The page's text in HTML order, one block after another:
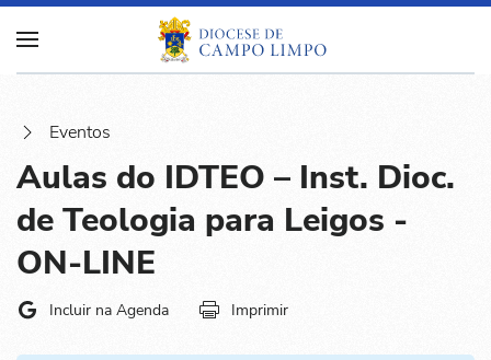
Eventos
Aulas do IDTEO – Inst. Dioc.
de Teologia para Leigos -
ON-LINE
Incluir na Agenda Imprimir